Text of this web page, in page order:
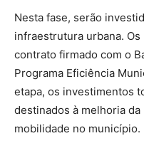
Nesta fase, serão
infraestrutura urbana.
contrato firmado com o
Programa Eficiência
etapa, os investimentos
destinados à melhoria da
mobilidade no município.